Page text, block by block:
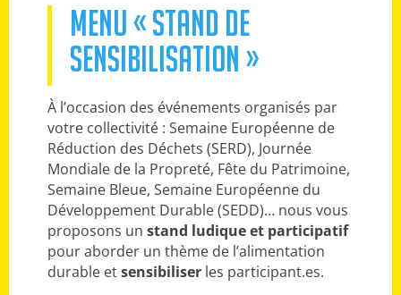
MENU « STAND DE
SENSIBILISATION »
À l’occasion des événements organisés par
votre collectivité : Semaine Européenne de
Réduction des Déchets (SERD), Journée
Mondiale de la Propreté, Fête du Patrimoine,
Semaine Bleue, Semaine Européenne du
Développement Durable (SEDD)… nous vous
proposons un stand ludique et participatif
pour aborder un thème de l’alimentation
durable etsensibiliserles participant.es.